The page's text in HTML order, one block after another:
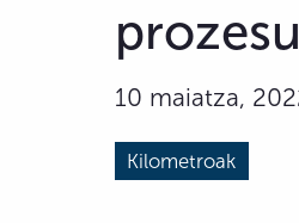
10 maiatza,
Kilometroak